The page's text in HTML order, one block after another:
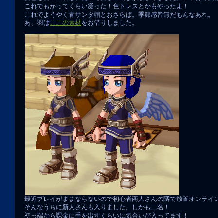
これでもかってくらい凝った！色トレスとかもやったよ！
これでようやく青サンタ帽とおさらば。季節感皆無だもんなあれ。
あ、羽はここの素材をお借りしました。
最近プレイがままならないので初心者商人さんの隣で放置オンライ
そんなうちに新人さんも入りました。しかも二名！
初っ端から課金に手を出すくらいに気合いが入ってます！